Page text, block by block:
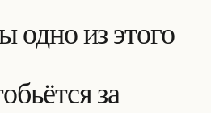
одно из этого
за